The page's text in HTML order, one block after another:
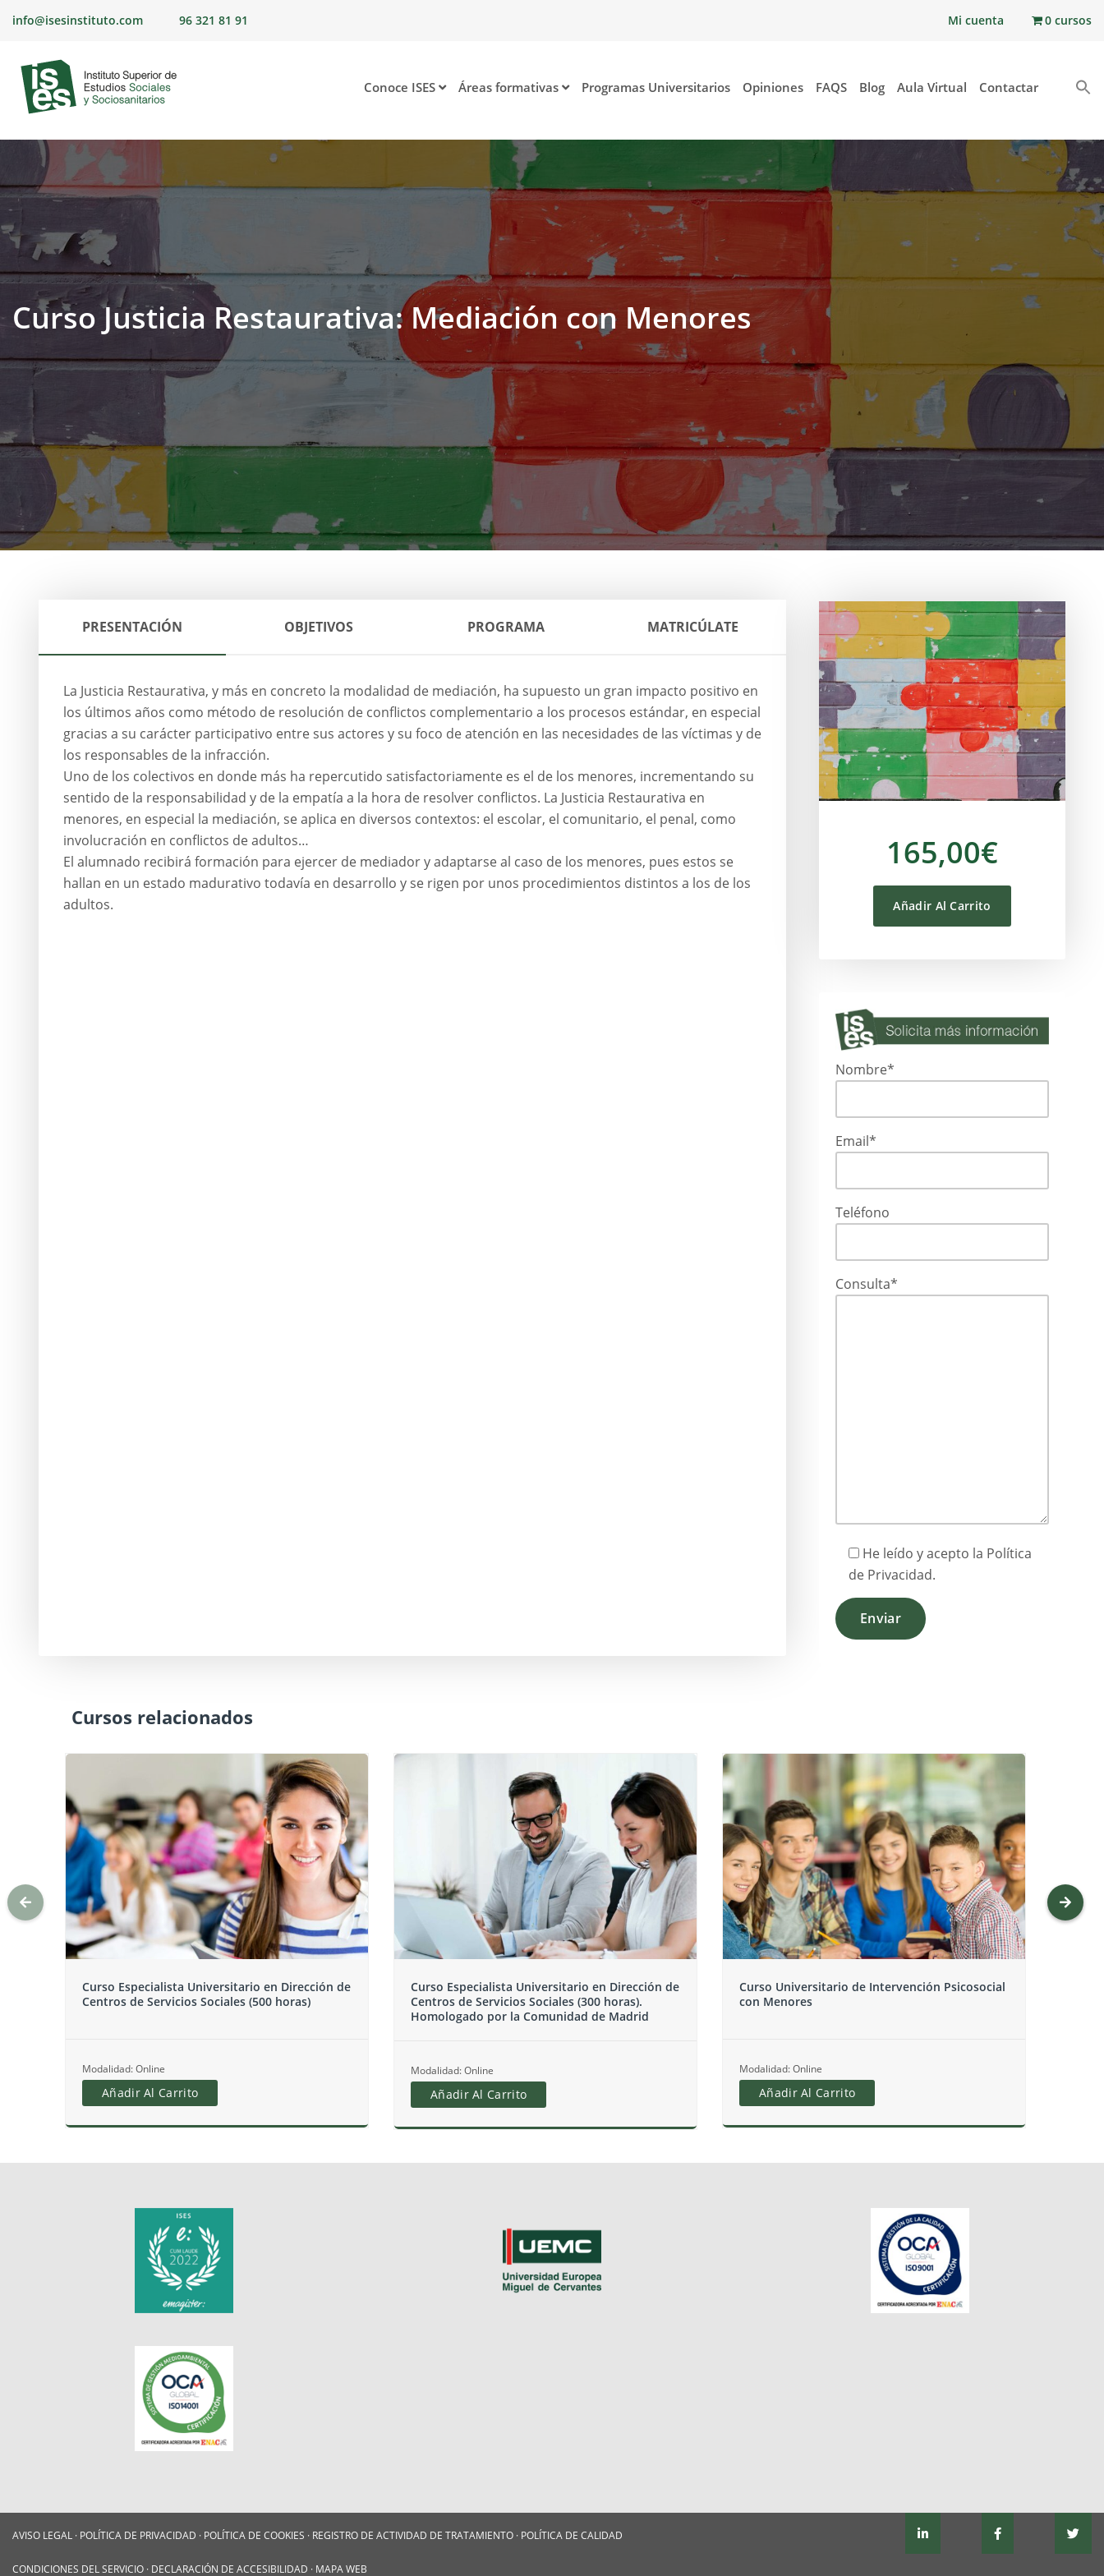
info@isesinstituto.com 96 321 81 91 Mi cuenta 0 cursos
Conoce ISES Áreas formativas Programas Universitarios Opiniones FAQS Blog Aula Virtual Contactar
Curso Justicia Restaurativa: Mediación con Menores
PRESENTACIÓN OBJETIVOS PROGRAMA MATRICÚLATE
La Justicia Restaurativa, y más en concreto la modalidad de mediación, ha supuesto un gran impacto positivo en
los últimos años como método de resolución de conflictos complementario a los procesos estándar, en especial
gracias a su carácter participativo entre sus actores y su foco de atención en las necesidades de las víctimas y de
los responsables de la infracción.
Uno de los colectivos en donde más ha repercutido satisfactoriamente es el de los menores, incrementando su
sentido de la responsabilidad y de la empatía a la hora de resolver conflictos. La Justicia Restaurativa en
menores, en especial la mediación, se aplica en diversos contextos: el escolar, el comunitario, el penal, como
involucración en conflictos de adultos…
El alumnado recibirá formación para ejercer de mediador y adaptarse al caso de los menores, pues estos se
hallan en un estado madurativo todavía en desarrollo y se rigen por unos procedimientos distintos a los de los
adultos.
165,00€
Añadir Al Carrito
Nombre*
Email*
Teléfono
Consulta*
He leído y acepto la Política
de Privacidad.
Cursos relacionados
Curso Especialista Universitario en Dirección de
Centros de Servicios Sociales (300 horas).
Modalidad: Online
Añadir Al Carrito
Curso Universitario de Intervención Psicosocial
con Menores
Modalidad: Online
Añadir Al Carrito
Curso Estrategias e Intervención
Socioeducativa con Jóvenes y Menores en el
Modalidad: Online
Añadir Al Carrito
AVISO LEGAL · POLÍTICA DE PRIVACIDAD · POLÍTICA DE COOKIES · REGISTRO DE ACTIVIDAD DE TRATAMIENTO · POLÍTICA DE CALIDAD
CONDICIONES DEL SERVICIO · DECLARACIÓN DE ACCESIBILIDAD · MAPA WEB